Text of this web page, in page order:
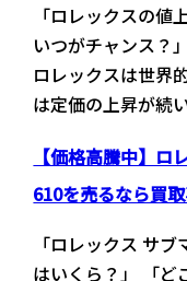
「ロレックスの値
いつがチャンス？
ロレックスは世界
は定価の上昇が続
【価格高騰中】
610を売るなら買
「ロレックス サ
はいくら？」 「ど